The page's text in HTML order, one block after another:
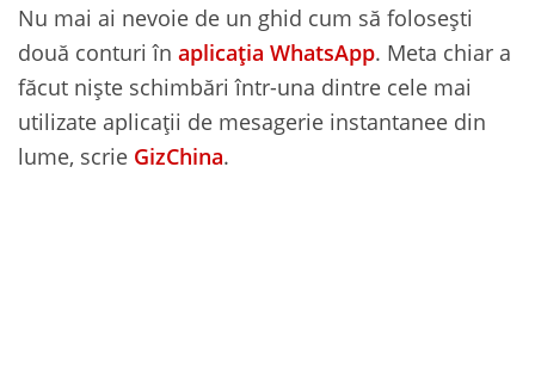
Nu mai ai nevoie de un ghid cum să folosești
două conturi în aplicația WhatsApp. Meta chiar a
făcut niște schimbări într-una dintre cele mai
utilizate aplicații de mesagerie instantanee din
lume, scrie GizChina.